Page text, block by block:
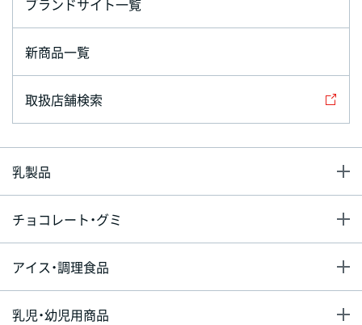
新商品一覧
取扱店舗検索
乳製品
チョコレート・グミ
アイス・調理食品
乳児・幼児用商品